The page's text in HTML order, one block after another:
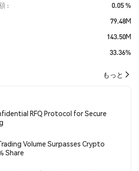
0.05 %
79.48M
143.50M
33.36%
もっと
RFQ Protocol for Secure
Volume Surpasses Crypto
Share